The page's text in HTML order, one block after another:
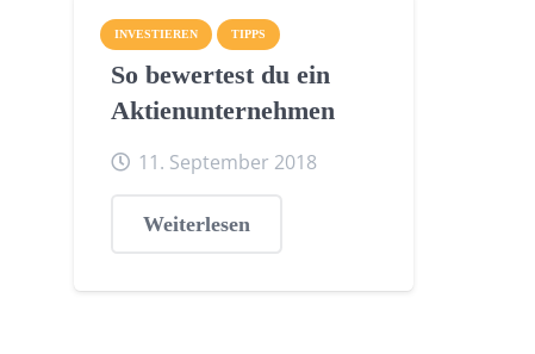
INVESTIEREN TIPPS
So bewertest du ein
Aktienunternehmen
11. September 2018
Weiterlesen